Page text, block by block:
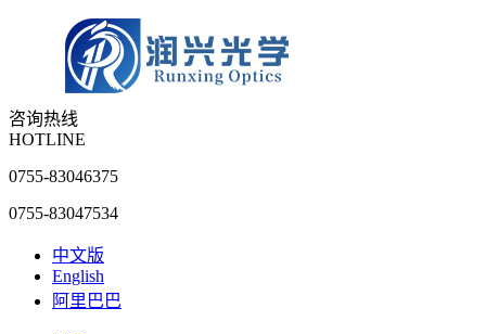
咨询热线
HOTLINE
0755-83046375
0755-83047534
中文版
English
阿里巴巴